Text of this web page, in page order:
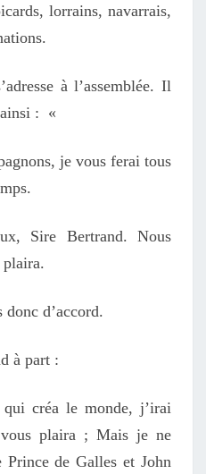
lorrains, navarrais,
à l’assemblée. Il
ainsi : «
je vous ferai tous
Sire Bertrand. Nous
plaira.
d’accord.
à part :
créa le monde, j’irai
plaira ; Mais je ne
de Galles et John